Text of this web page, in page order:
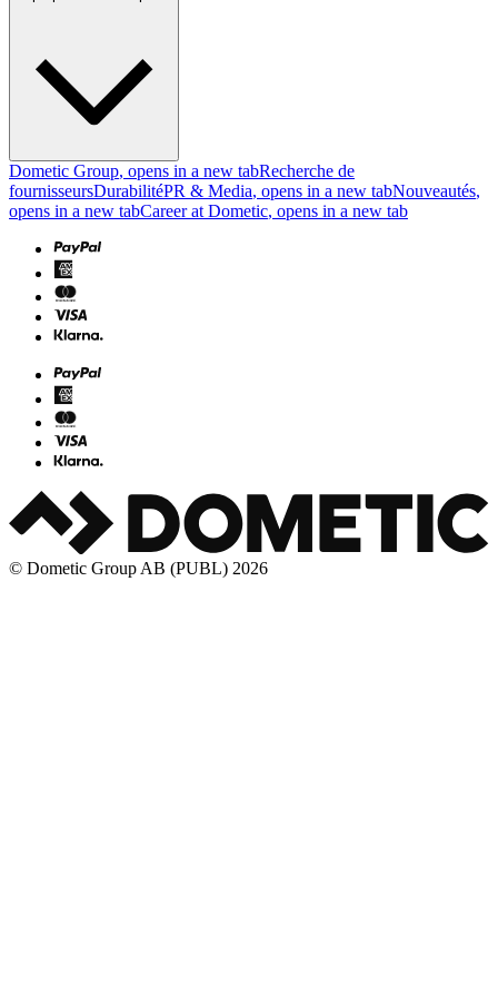
Dometic Group, opens in a new tabRecherche de
fournisseursDurabilitéPR & Media, opens in a new tabNouveautés,
opens in a new tabCareer at Dometic, opens in a new tab
© Dometic Group AB (PUBL) 2026